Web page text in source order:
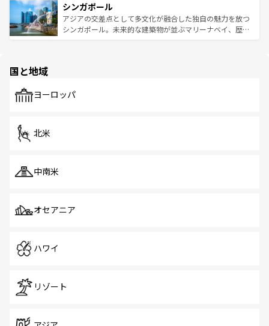
参照してほしい。
激する。気候は一年中温暖で、どの季節にも異なる楽しみ
が待っている。親しみやすいタイの人々、仏教を中心とし
た文化、そして多様な観光資源が、訪れる旅人を魅了し続
み、どこを訪れても感動するはず。観光スポットが密集し
ており、効率よく見どころを回れるのも魅力。息をのむよ
うな絶景から文化的な体験まで、香港を存分に楽しみ尽く
シンガポール
アジアの交差点として多文化が融合した独自の魅力を放つ
シンガポール。未来的な建築物が並ぶマリーナベイ、歴史
で、ホーカーズは地元の風情を楽しめる外せないスポット
国と地域
ヨーロッパ
北米
中南米
オセアニア
ハワイ
リゾート